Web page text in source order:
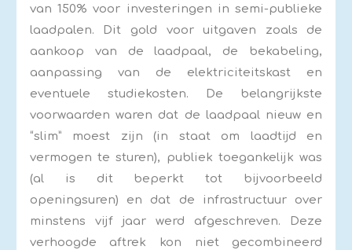
van 150% voor investeringen in semi-publieke
laadpalen. Dit gold voor uitgaven zoals de
aankoop van de laadpaal, de bekabeling,
aanpassing van de elektriciteitskast en
eventuele studiekosten. De belangrijkste
voorwaarden waren dat de laadpaal nieuw en
“slim” moest zijn (in staat om laadtijd en
vermogen te sturen), publiek toegankelijk was
(al is dit beperkt tot bijvoorbeeld
openingsuren) en dat de infrastructuur over
minstens vijf jaar werd afgeschreven. Deze
verhoogde aftrek kon niet gecombineerd